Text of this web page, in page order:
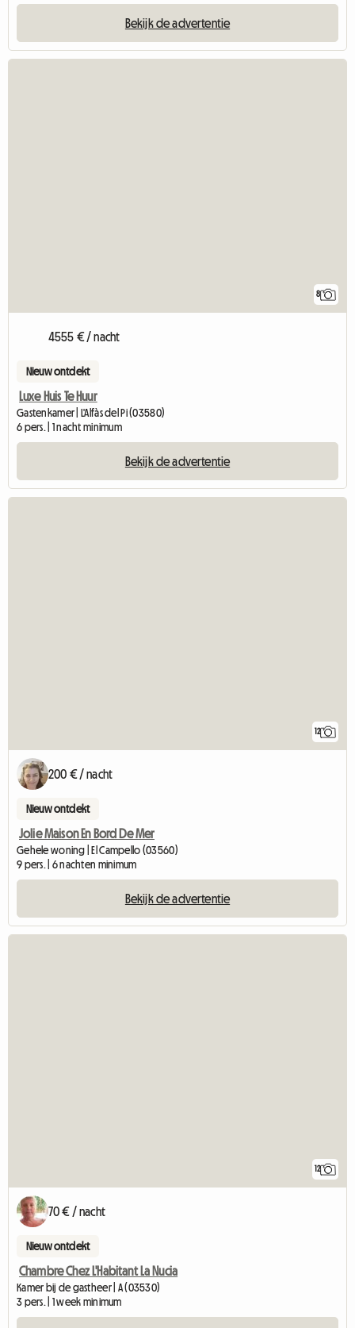
Bekijk de advertentie
8
4555 € / nacht
Nieuw ontdekt
Luxe Huis Te Huur
Gastenkamer | L'Alfàs del Pi (03580)
6 pers. | 1 nacht minimum
Bekijk de advertentie
12
200 € / nacht
Nieuw ontdekt
Jolie Maison En Bord De Mer
Gehele woning | El Campello (03560)
9 pers. | 6 nachten minimum
Bekijk de advertentie
12
70 € / nacht
Nieuw ontdekt
Chambre Chez L'Habitant La Nucia
Kamer bij de gastheer | A (03530)
3 pers. | 1 week minimum